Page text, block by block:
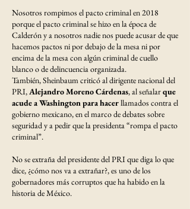
Nosotros rompimos el pacto criminal en 2018
porque el pacto criminal se hizo en la época de
Calderón y a nosotros nadie nos puede acusar de que
hacemos pactos ni por debajo de la mesa ni por
encima de la mesa con algún criminal de cuello
blanco o de delincuencia organizada.
También, Sheinbaum criticó al dirigente nacional del
PRI,Alejandro Moreno Cárdenas, al señalarque
acude a Washington para hacerllamados contra el
gobierno mexicano, en el marco de debates sobre
seguridad y a pedir que la presidenta “rompa el pacto
criminal”.
No se extraña del presidente del PRI que diga lo que
dice, ¿cómo nos va a extrañar?, es uno de los
gobernadores más corruptos que ha habido en la
historia de México.